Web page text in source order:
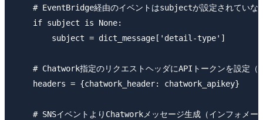
# EventBridge経由のイベントはsubjectが設定されていな
    if subject is None:
        subject = dict_message['detail-type']
# Chatwork指定のリクエストヘッダにAPIトークンを設定（
    headers = {chatwork_header: chatwork_apikey}
# SNSイベントよりChatworkメッセージ生成（インフォメー